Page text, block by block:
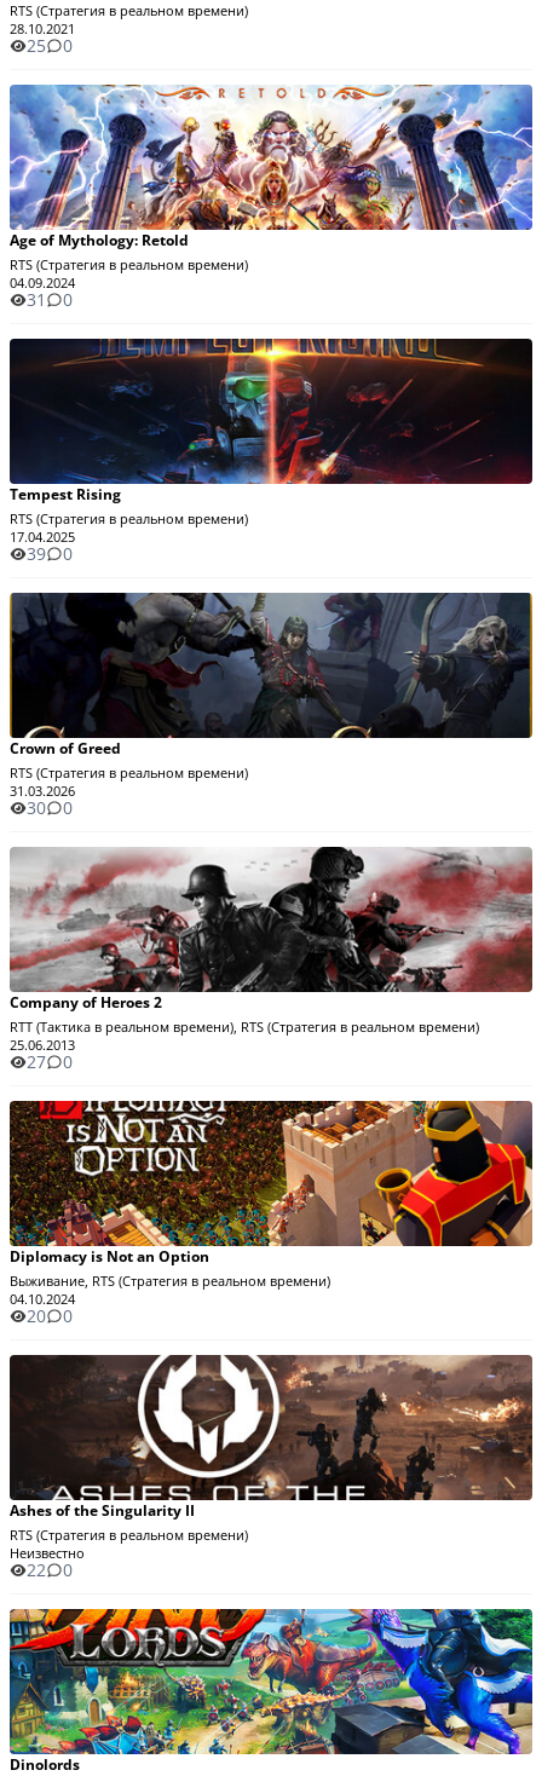
RTS (Стратегия в реальном времени)
28.10.2021
25 0
Age of Mythology: Retold
RTS (Стратегия в реальном времени)
04.09.2024
31 0
Tempest Rising
RTS (Стратегия в реальном времени)
17.04.2025
39 0
Crown of Greed
RTS (Стратегия в реальном времени)
31.03.2026
30 0
Company of Heroes 2
RTT (Тактика в реальном времени), RTS (Стратегия в реальном времени)
25.06.2013
27 0
Diplomacy is Not an Option
Выживание, RTS (Стратегия в реальном времени)
04.10.2024
20 0
Ashes of the Singularity II
RTS (Стратегия в реальном времени)
Неизвестно
22 0
Dinolords